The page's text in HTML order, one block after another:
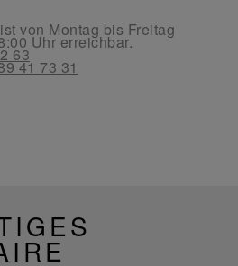
von Montag bis Freitag
Uhr erreichbar.
63
41 73 31